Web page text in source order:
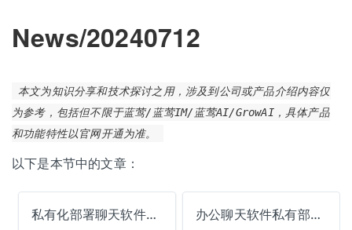
News/20240712
本文为知识分享和技术探讨之用，涉及到公司或产品介绍内容仅
为参考，包括但不限于蓝莺/蓝莺IM/蓝莺AI/GrowAI，具体产品
和功能特性以官网开通为准。
以下是本节中的文章：
私有化部署聊天软件的未来趋势 办公聊天软件私有部署的完整解决方案